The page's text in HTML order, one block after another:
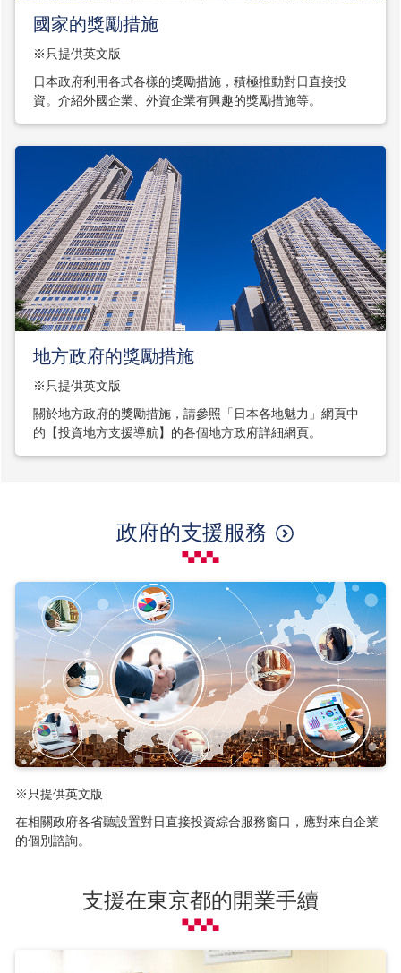
國家的獎勵措施
※只提供英文版
日本政府利用各式各樣的獎勵措施，積極推動對日直接投
資。介紹外國企業、外資企業有興趣的獎勵措施等。
地方政府的獎勵措施
※只提供英文版
關於地方政府的獎勵措施，請參照「日本各地魅力」網頁中
的【投資地方支援導航】的各個地方政府詳細網頁。
政府的支援服務
※只提供英文版
在相關政府各省聽設置對日直接投資綜合服務窗口，應對來自企業
的個別諮詢。
支援在東京都的開業手續